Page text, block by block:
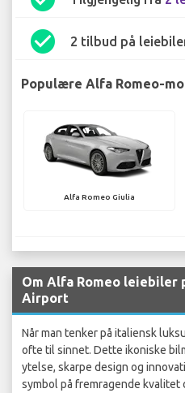
check_circle 2 tilbud på
Populære Alfa Romeo-
Alfa Romeo Giulia
Om Alfa Romeo leiebiler
Airport
Når man tenker på italiensk
ofte til sinnet. Dette ikoniske
ytelse, skarpe design og
symbol på fremragende kvalitet